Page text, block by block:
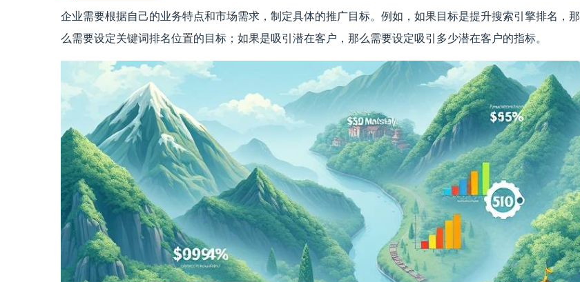
企业需要根据自己的业务特点和市场需求，制定具体的推广目标。例如，如果目标是提升搜索引擎排名，那
么需要设定关键词排名位置的目标；如果是吸引潜在客户，那么需要设定吸引多少潜在客户的指标。